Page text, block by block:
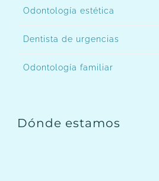
Odontología estética
Dentista de urgencias
Odontología familiar
Dónde estamos